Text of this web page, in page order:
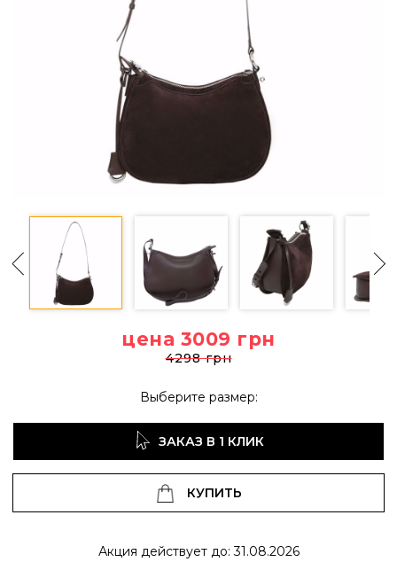
цена 3009 грн
4298 грн
Выберите размер:
ЗАКАЗ В 1 КЛИК
КУПИТЬ
Акция действует до: 31.08.2026